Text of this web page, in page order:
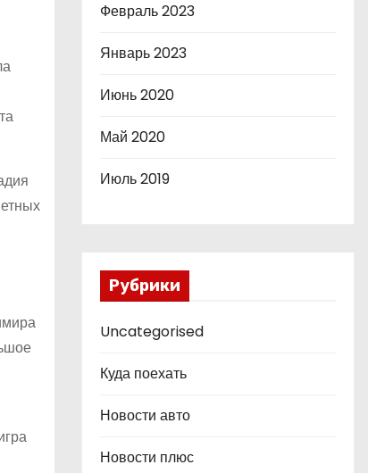
Февраль 2023
Январь 2023
Июнь 2020
Май 2020
Июль 2019
Рубрики
Uncategorised
Куда поехать
Новости авто
Новости плюс